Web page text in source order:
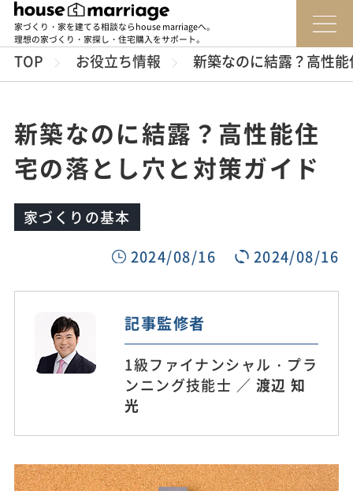
家づくり・家を建てる相談ならhouse marriageへ。
理想の家づくり・家探し・住宅購入をサポート。
TOP お役立ち情報 新築なのに結露？高性
新築なのに結露？高性能住
宅の落とし穴と対策ガイド
家づくりの基本
2024/08/16
2024/08/16
記事監修者
1級ファイナンシャル・プラ
ンニング技能士 ／ 渡辺 知
光